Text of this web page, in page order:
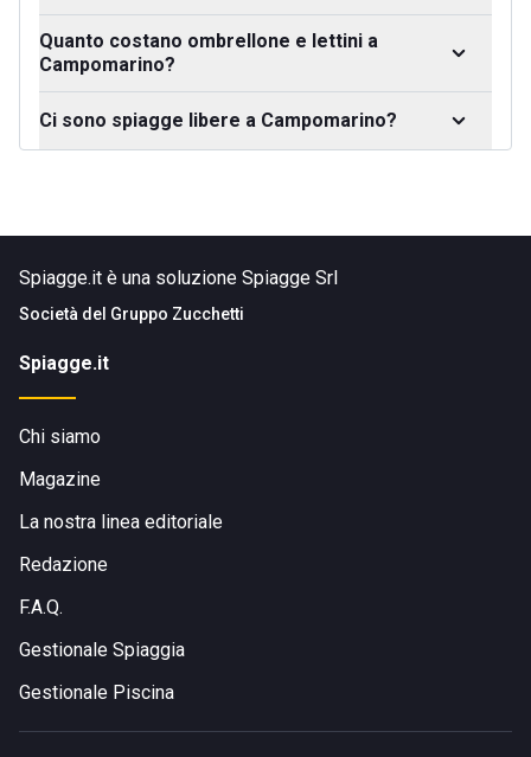
Quanto costano ombrellone e lettini a
Campomarino?
Ci sono spiagge libere a Campomarino?
Spiagge.it è una soluzione Spiagge Srl
Società del Gruppo Zucchetti
Spiagge.it
Chi siamo
Magazine
La nostra linea editoriale
Redazione
F.A.Q.
Gestionale Spiaggia
Gestionale Piscina